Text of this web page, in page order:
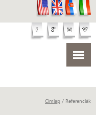
Címlap / Referenciák